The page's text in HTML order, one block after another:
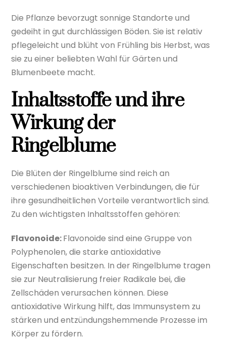
Die Pflanze bevorzugt sonnige Standorte und
gedeiht in gut durchlässigen Böden. Sie ist relativ
pflegeleicht und blüht von Frühling bis Herbst, was
sie zu einer beliebten Wahl für Gärten und
Blumenbeete macht.
Inhaltsstoffe und ihre
Wirkung der
Ringelblume
Die Blüten der Ringelblume sind reich an
verschiedenen bioaktiven Verbindungen, die für
ihre gesundheitlichen Vorteile verantwortlich sind.
Zu den wichtigsten Inhaltsstoffen gehören:
Flavonoide:Flavonoide sind eine Gruppe von
Polyphenolen, die starke antioxidative
Eigenschaften besitzen. In der Ringelblume tragen
sie zur Neutralisierung freier Radikale bei, die
Zellschäden verursachen können. Diese
antioxidative Wirkung hilft, das Immunsystem zu
stärken und entzündungshemmende Prozesse im
Körper zu fördern.